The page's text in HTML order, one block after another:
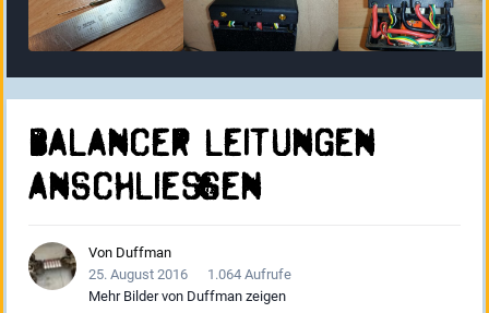
Balancer Leitungen
anschließen
Von Duffman
25. August 2016
1.064 Aufrufe
Mehr Bilder von Duffman zeigen